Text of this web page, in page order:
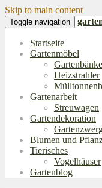
Skip to main content
Toggle navigation
Startseite
Gartenmöbel
Gartenbänke
Heizstrahler
Gartenarbeit
Streuwagen
Gartendekoration
Blumen und
Tierisches
Vogelhäuser
Gartenblog